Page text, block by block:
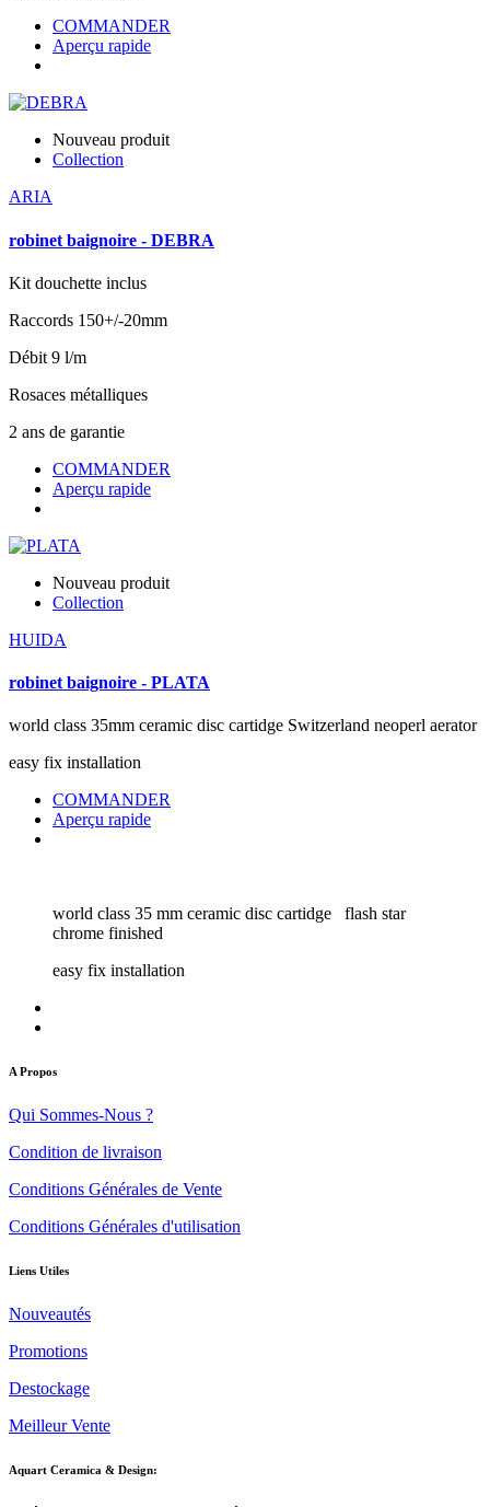
COMMANDER
Aperçu rapide
Nouveau produit
Collection
ARIA
robinet baignoire - DEBRA
Kit douchette inclus
Raccords 150+/-20mm
Débit 9 l/m
Rosaces métalliques
2 ans de garantie
COMMANDER
Aperçu rapide
Nouveau produit
Collection
HUIDA
robinet baignoire - PLATA
world class 35mm ceramic disc cartidge Switzerland neoperl aerator
easy fix installation
COMMANDER
Aperçu rapide
world class 35 mm ceramic disc cartidge flash star
chrome finished
easy fix installation
A Propos
Qui Sommes-Nous ?
Condition de livraison
Conditions Générales de Vente
Conditions Générales d'utilisation
Liens Utiles
Nouveautés
Promotions
Destockage
Meilleur Vente
Aquart Ceramica & Design: